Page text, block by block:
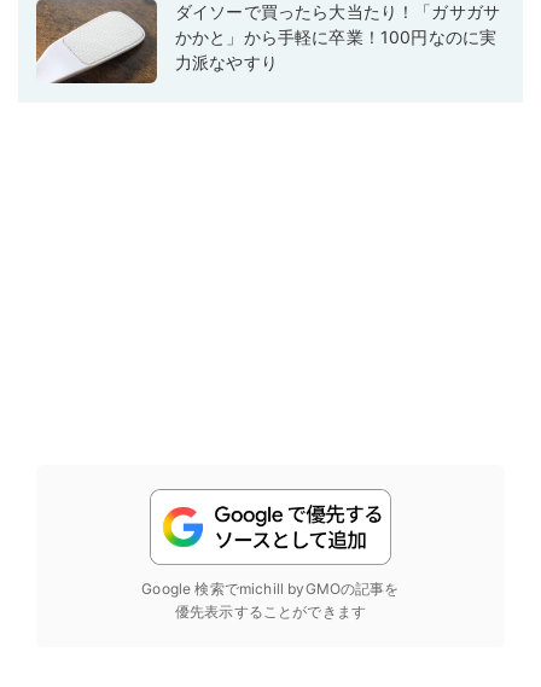
ダイソーで買ったら大当たり！「ガサガサ
かかと」から手軽に卒業！100円なのに実
力派なやすり
Google 検索でmichill byGMOの記事を
優先表示することができます